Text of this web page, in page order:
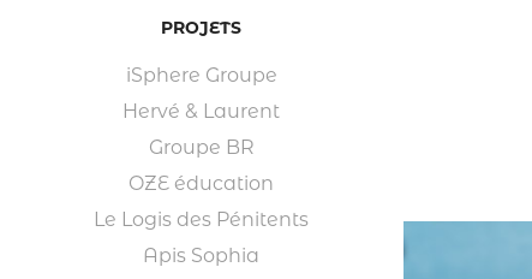
PROJETS
iSphere Groupe
Hervé & Laurent
Groupe BR
OZE éducation
Le Logis des Pénitents
Apis Sophia